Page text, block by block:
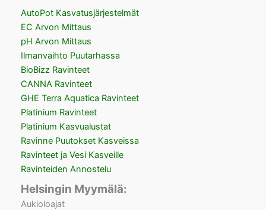
AutoPot Kasvatusjärjestelmät
EC Arvon Mittaus
pH Arvon Mittaus
Ilmanvaihto Puutarhassa
BioBizz Ravinteet
CANNA Ravinteet
GHE Terra Aquatica Ravinteet
Platinium Ravinteet
Platinium Kasvualustat
Ravinne Puutokset Kasveissa
Ravinteet ja Vesi Kasveille
Ravinteiden Annostelu
Helsingin Myymälä:
Aukioloajat